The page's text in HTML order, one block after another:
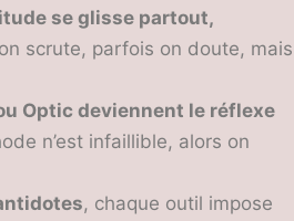
se glisse partout,
scrute, parfois on doute, mais
Optic deviennent le réflexe
n’est infaillible, alors on
, chaque outil impose